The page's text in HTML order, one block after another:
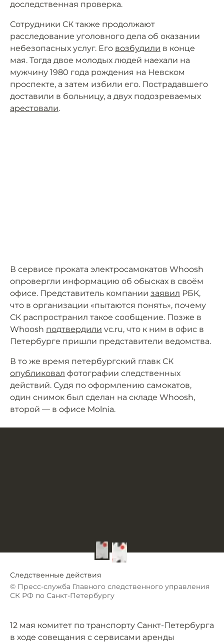
доследственная проверка.
Сотрудники СК также продолжают
расследование уголовного дела об оказании
небезопасных услуг. Его возбудили в конце
мая. Тогда двое молодых людей наехали на
мужчину 1980 года рождения на Невском
проспекте, а затем избили его. Пострадавшего
доставили в больницу, а двух подозреваемых
арестовали.
В сервисе проката электросамокатов Whoosh
опровергли информацию об обысках в своём
офисе. Представитель компании заявил РБК,
что в организации «пытаются понять», почему
СК распространил такое сообщение. Позже в
Whoosh подтвердили vc.ru, что к ним в офис в
Петербурге пришли представители ведомства.
В то же время петербургский главк СК
опубликовал фотографии следственных
действий. Судя по оформлению самокатов,
один снимок был сделан на складе Whoosh,
второй — в офисе Molnia.
Следственные действия
© Пресс-служба Главного следственного управления
СК РФ по Санкт-Петербургу
12 мая комитет по транспорту Санкт-Петербурга
в ходе совещания с сервисами аренды